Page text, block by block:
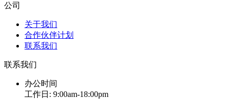
公司
关于我们
合作伙伴计划
联系我们
联系我们
办公时间
工作日: 9:00am-18:00pm